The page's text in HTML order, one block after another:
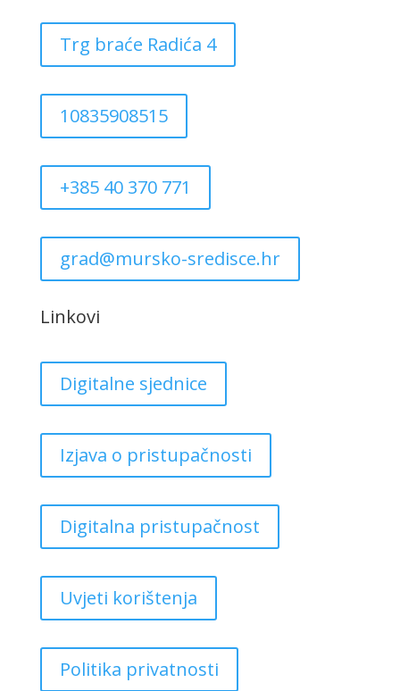
Trg braće Radića 4
10835908515
+385 40 370 771
grad@mursko-sredisce.hr
Linkovi
Digitalne sjednice
Izjava o pristupačnosti
Digitalna pristupačnost
Uvjeti korištenja
Politika privatnosti